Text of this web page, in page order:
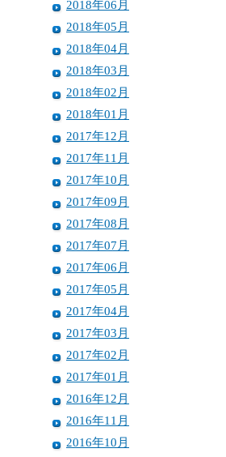
2018年06月
2018年05月
2018年04月
2018年03月
2018年02月
2018年01月
2017年12月
2017年11月
2017年10月
2017年09月
2017年08月
2017年07月
2017年06月
2017年05月
2017年04月
2017年03月
2017年02月
2017年01月
2016年12月
2016年11月
2016年10月